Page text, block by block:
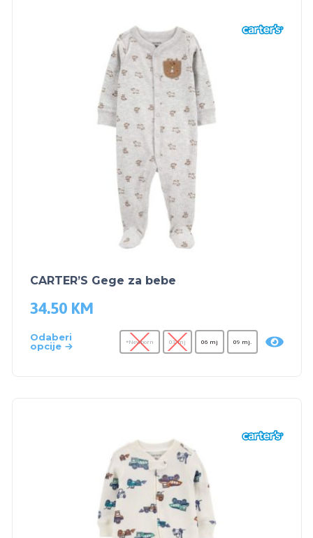
CARTER’S Gege za bebe
34.50 KM
Odaberi
opcije
*Newborn 03 mj 06 mj 09 mj.